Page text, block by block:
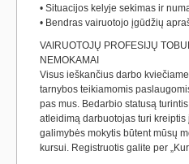
• Situacijos kelyje sekimas ir
• Bendras vairuotojo įgūdžių
VAIRUOTOJŲ PROFESIJŲ
NEMOKAMAI
Visus ieškančius darbo
tarnybos teikiamomis
pas mus. Bedarbio statusą
atleidimą darbuotojas turi kreiptis
galimybės mokytis būtent mūsų
kursui. Registruotis galite per